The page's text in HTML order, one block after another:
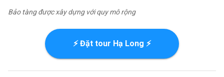
Bảo tàng được xây dựng với quy mô rộng
⚡ Đặt tour Hạ Long ⚡